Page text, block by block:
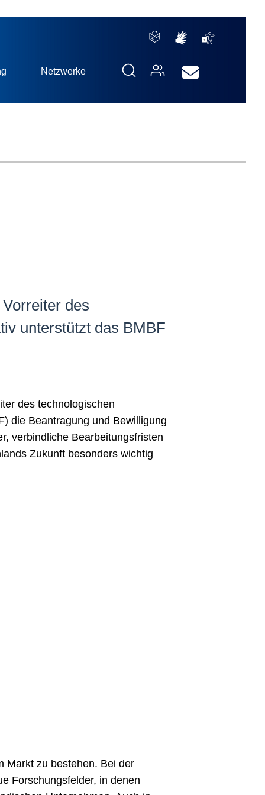
Netzwerke
des
unterstützt das BMBF
des technologischen
die Beantragung und Bewilligung
verbindliche Bearbeitungsfristen
Zukunft besonders wichtig
Markt zu bestehen. Bei der
Forschungsfelder, in denen